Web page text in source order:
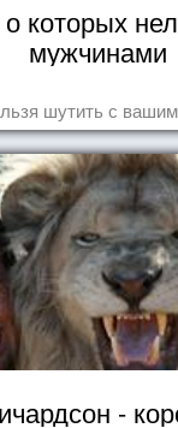
которых
мужчинами
шутить с
-